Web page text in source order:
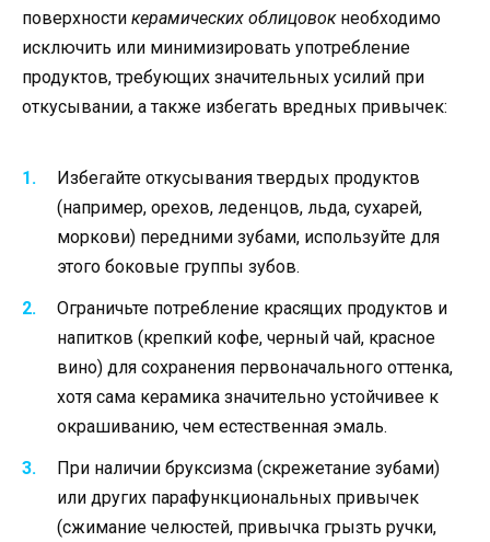
поверхности керамических облицовокнеобходимо
исключить или минимизировать употребление
продуктов, требующих значительных усилий при
откусывании, а также избегать вредных привычек:
Избегайте откусывания твердых продуктов
(например, орехов, леденцов, льда, сухарей,
моркови) передними зубами, используйте для
этого боковые группы зубов.
Ограничьте потребление красящих продуктов и
напитков (крепкий кофе, черный чай, красное
вино) для сохранения первоначального оттенка,
хотя сама керамика значительно устойчивее к
окрашиванию, чем естественная эмаль.
При наличии бруксизма (скрежетание зубами)
или других парафункциональных привычек
(сжимание челюстей, привычка грызть ручки,